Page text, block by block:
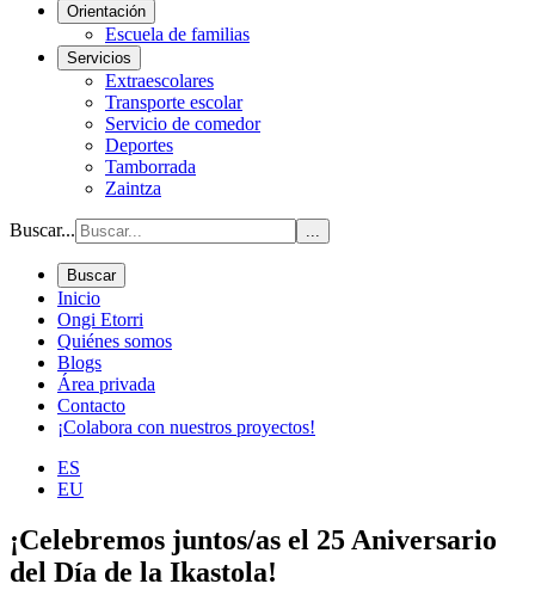
Orientación
Escuela de familias
Servicios
Extraescolares
Transporte escolar
Servicio de comedor
Deportes
Tamborrada
Zaintza
Buscar... ...
Buscar
Inicio
Ongi Etorri
Quiénes somos
Blogs
Área privada
Contacto
¡Colabora con nuestros proyectos!
ES
EU
¡Celebremos juntos/as el 25 Aniversario
del Día de la Ikastola!